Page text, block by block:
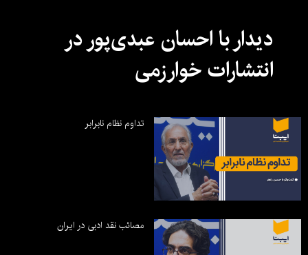
دیدار با احسان عبدی‌پور در
انتشارات خوارزمی
تداوم نظام نابرابر
مصائب نقد ادبی در ایران